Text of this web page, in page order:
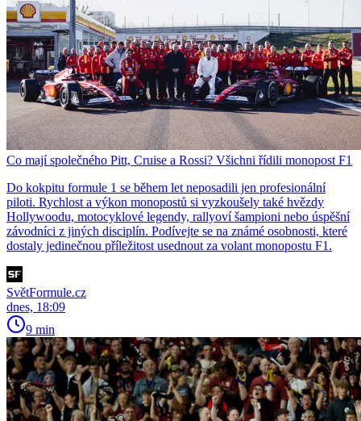
Co mají společného Pitt, Cruise a Rossi? Všichni řídili monopost F1
Do kokpitu formule 1 se během let neposadili jen profesionální
piloti. Rychlost a výkon monopostů si vyzkoušely také hvězdy
Hollywoodu, motocyklové legendy, rallyoví šampioni nebo úspěšní
závodníci z jiných disciplín. Podívejte se na známé osobnosti, které
dostaly jedinečnou příležitost usednout za volant monopostu F1.
SvětFormule.cz
dnes, 18:09
9 min